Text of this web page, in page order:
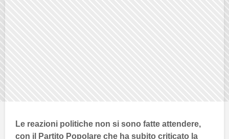
Le reazioni politiche non si sono fatte attendere,
con il
Partito Popolare che ha subito criticato la